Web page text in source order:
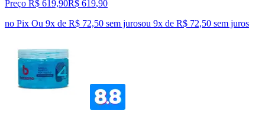
Preço R$ 619,90R$ 619,90
no Pix Ou 9x de R$ 72,50 sem jurosou 9x de R$ 72,50 sem juros